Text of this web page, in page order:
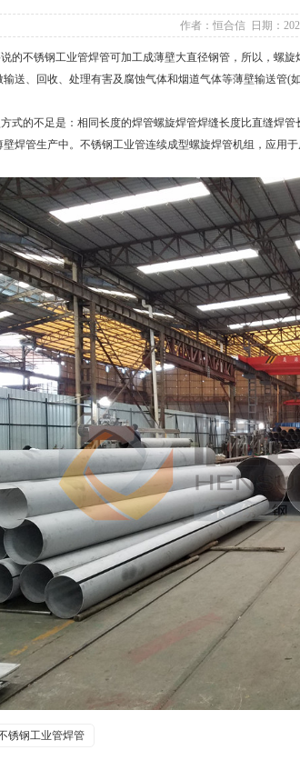
作者：恒合信 日期：
的不锈钢工业管焊管可加工成薄壁大直径钢管，所以，螺
送、回收、处理有害及腐蚀气体和烟道气体等薄壁输送管(如
的不足是：相同长度的焊管螺旋焊管焊缝长度比直缝焊管
壁焊管生产中。不锈钢工业管连续成型螺旋焊管机组，应用
锈钢工业管焊管